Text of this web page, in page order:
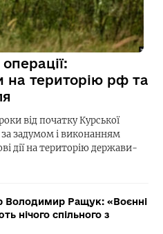
на територію рф та
від початку Курської
задумом і виконанням
дії на територію держави-
Володимир Ращук: «Воєнні
нічого спільного з